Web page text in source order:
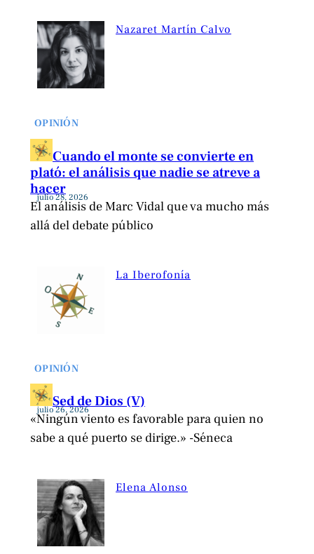
Nazaret Martín Calvo
OPINIÓN
Cuando el monte se convierte en
plató: el análisis que nadie se atreve a
hacer
julio 28, 2026
El análisis de Marc Vidal que va mucho más
allá del debate público
La Iberofonía
OPINIÓN
Sed de Dios (V)
julio 26, 2026
«Ningún viento es favorable para quien no
sabe a qué puerto se dirige.» -Séneca
Elena Alonso